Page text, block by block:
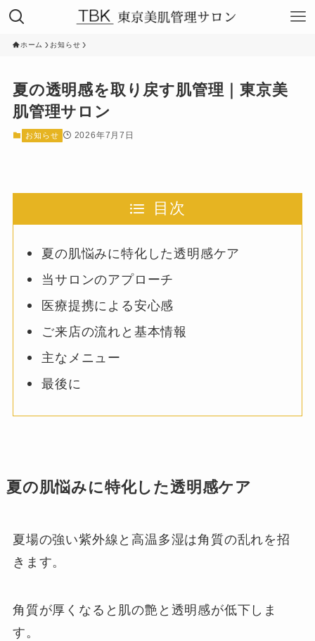
ホーム お知らせ
夏の透明感を取り戻す肌管理｜東京美
肌管理サロン
お知らせ 2026年7月7日
目次
夏の肌悩みに特化した透明感ケア
当サロンのアプローチ
医療提携による安心感
ご来店の流れと基本情報
主なメニュー
最後に
夏の肌悩みに特化した透明感ケア
夏場の強い紫外線と高温多湿は角質の乱れを招
きます。
角質が厚くなると肌の艶と透明感が低下しま
す。